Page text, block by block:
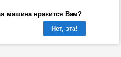
машина нравится Вам?
Нет, эта!